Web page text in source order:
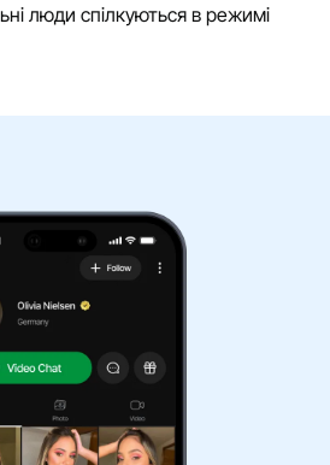
люди спілкуються в режимі